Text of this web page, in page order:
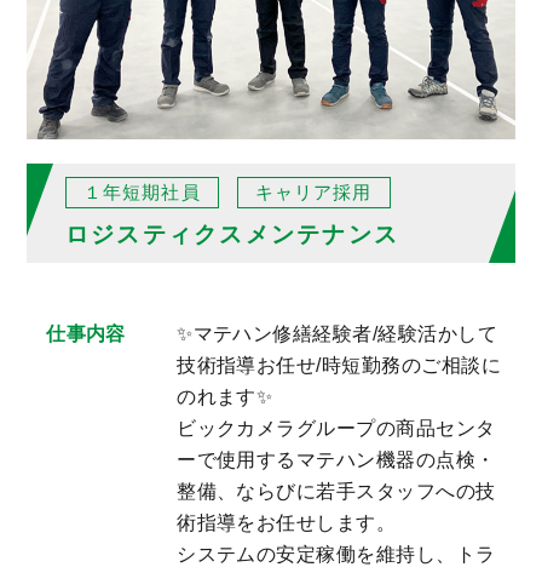
１年短期社員 キャリア採用
ロジスティクスメンテナンス
仕事内容
✨マテハン修繕経験者/経験活かして
技術指導お任せ/時短勤務のご相談に
のれます✨
ビックカメラグループの商品センタ
ーで使用するマテハン機器の点検・
整備、ならびに若手スタッフへの技
術指導をお任せします。
システムの安定稼働を維持し、トラ